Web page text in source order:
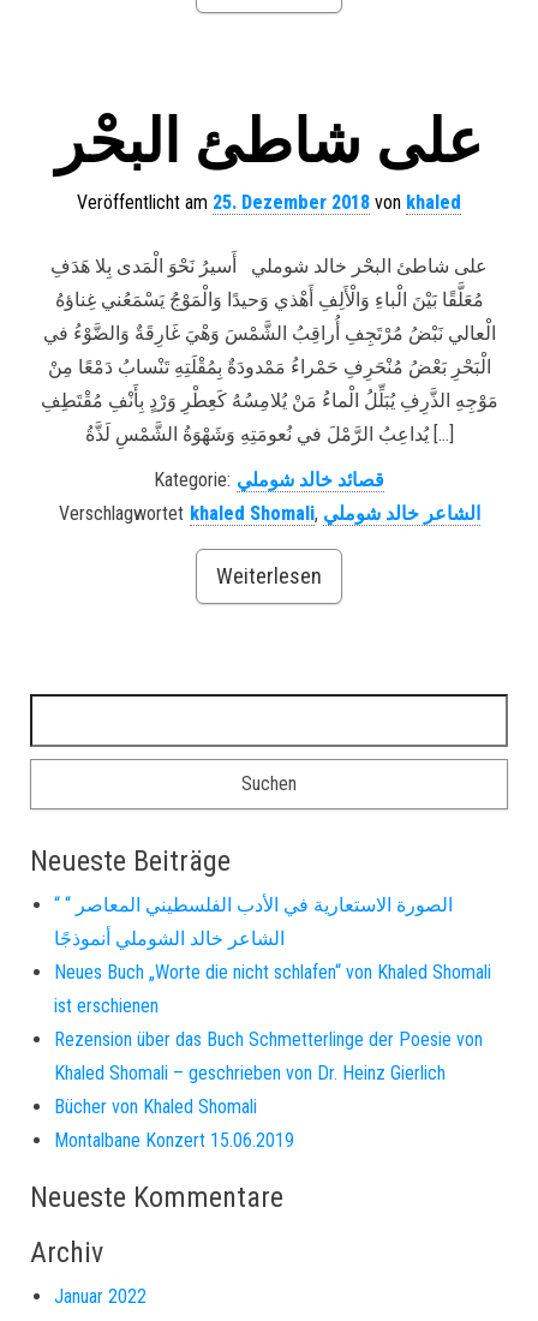
على شاطئ البحْر
Veröffentlicht am 25. Dezember 2018 von khaled
على شاطئ البحْر خالد شوملي أَسيرُ نَحْوَ الْمَدى بِلا هَدَفِ
مُعَلَّقًا بَيْنَ الْباءِ وَالْأَلِفِ أَهْذي وَحيدًا وَالْمَوْجُ يَسْمَعُني غِناؤهُ
الْعالي نَبْضُ مُرْتَجِفِ أُراقِبُ الشَّمْسَ وَهْيَ غَارِقَةٌ وَالضَّوْءُ في
الْبَحْرِ بَعْضُ مُنْحَرِفِ حَمْراءُ مَمْدودَةٌ بِمُقْلَتِهِ تَنْسابُ دَمْعًا مِنْ
مَوْجِهِ الذَّرِفِ يُبَلِّلُ الْماءُ مَنْ يُلامِسُهُ كَعِطْرِ وَرْدٍ بِأَنْفِ مُقْتَطِفِ
يُداعِبُ الرَّمْلَ في نُعومَتِهِ وَشَهْوَةُ الشَّمْسِ لَذَّةُ […]
Kategorie: قصائد خالد شوملي
Verschlagwortet khaled Shomali, الشاعر خالد شوملي
Weiterlesen
Neueste Beiträge
“ الصورة الاستعارية في الأدب الفلسطيني المعاصر “
الشاعر خالد الشوملي أنموذجًا
Neues Buch „Worte die nicht schlafen“ von Khaled Shomali
ist erschienen
Rezension über das Buch Schmetterlinge der Poesie von
Khaled Shomali – geschrieben von Dr. Heinz Gierlich
Bücher von Khaled Shomali
Montalbane Konzert 15.06.2019
Neueste Kommentare
Archiv
Januar 2022